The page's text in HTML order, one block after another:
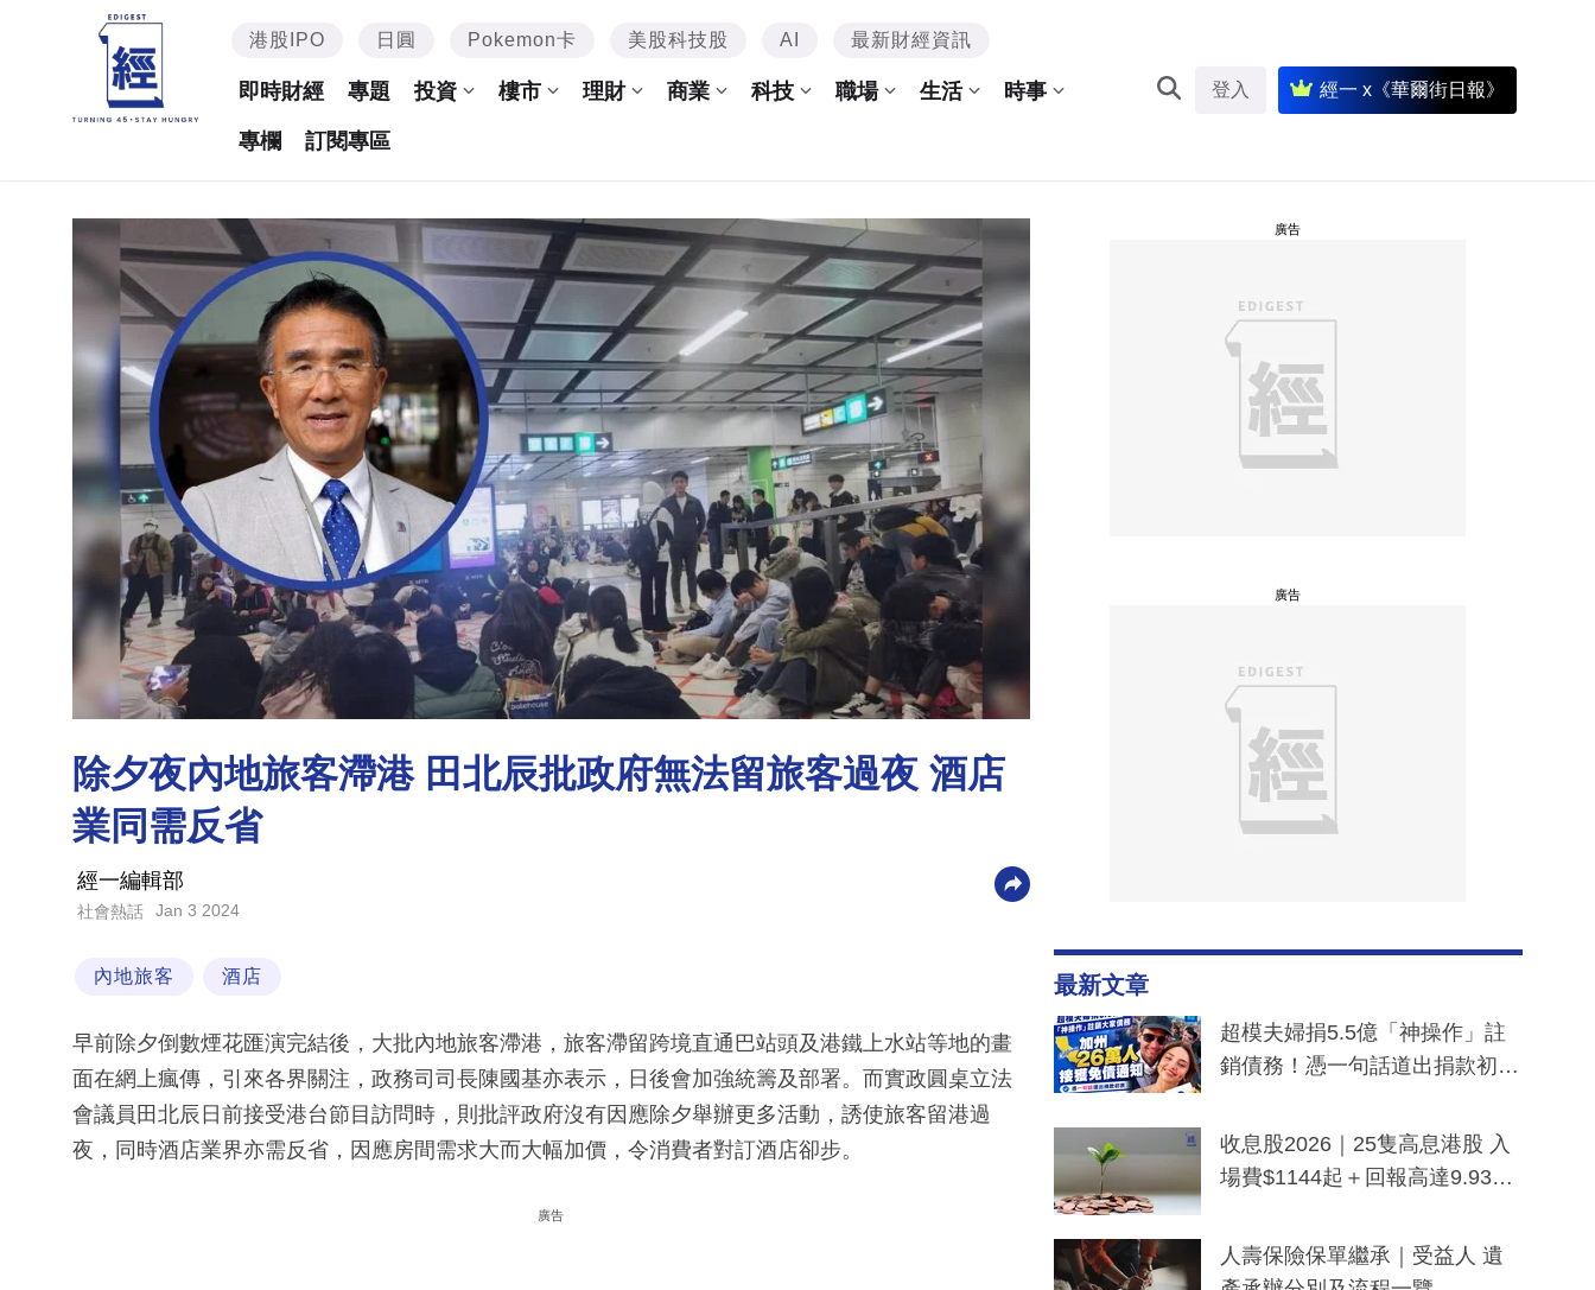
港股IPO 日圓 Pokemon卡 美股科技股 AI 最新財經資訊
即時財經 專題 投資 樓市 理財 商業 科技 職場 生活 時事
專欄 訂閱專區
登入 經一 x《華爾街日報》
除夕夜內地旅客滯港 田北辰批政府無法留旅客過夜 酒店
業同需反省
經一編輯部
社會熱話 Jan 3 2024
內地旅客 酒店
早前除夕倒數煙花匯演完結後，大批內地旅客滯港，旅客滯留跨境直通巴站頭及港鐵上水站等地的畫
面在網上瘋傳，引來各界關注，政務司司長陳國基亦表示，日後會加強統籌及部署。而實政圓桌立法
會議員田北辰日前接受港台節目訪問時，則批評政府沒有因應除夕舉辦更多活動，誘使旅客留港過
夜，同時酒店業界亦需反省，因應房間需求大而大幅加價，令消費者對訂酒店卻步。
廣告
廣告
廣告
最新文章
超模夫婦捐5.5億「神操作」註
銷債務！憑一句話道出捐款初
一度被誤當詐騙手段
收息股2026｜25隻高息港股 入
場費$1144起＋回報高達9.93
人壽保險保單繼承｜受益人 遺